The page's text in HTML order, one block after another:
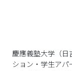
慶應義塾大学（日
ション・学生ア